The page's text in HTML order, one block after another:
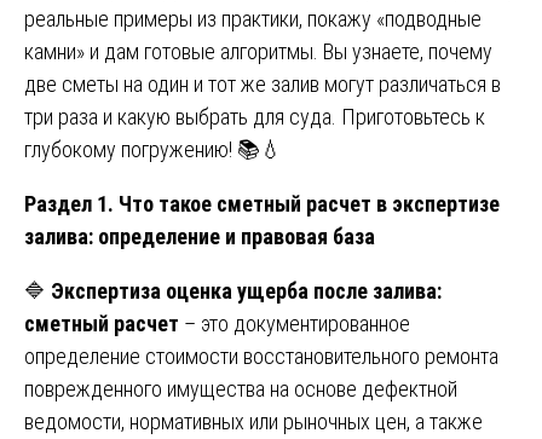
реальные примеры из практики, покажу «подводные
камни» и дам готовые алгоритмы. Вы узнаете, почему
две сметы на один и тот же залив могут различаться в
три раза и какую выбрать для суда. Приготовьтесь к
глубокому погружению! 📚💧
Раздел 1. Что такое сметный расчет в экспертизе
залива: определение и правовая база
🔷 Экспертиза оценка ущерба после залива:
сметный расчет – это документированное
определение стоимости восстановительного ремонта
поврежденного имущества на основе дефектной
ведомости, нормативных или рыночных цен, а также